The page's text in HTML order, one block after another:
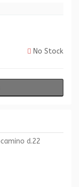
No Stock